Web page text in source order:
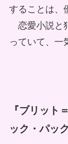
することは、
恋愛小説と
っていて、一
『ブリット
ック・パッ